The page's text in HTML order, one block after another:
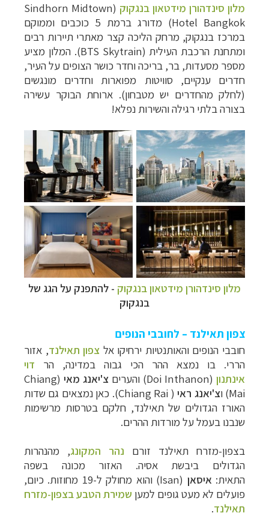
מלון סינדהורן מידטאון בנגקוק (Sindhorn Midtown
Hotel Bangkok) מדורג ברמת 5 כוכבים וממוקם
במרכז בנגקוק, מרחק הליכה קצר מאתרי תיירות רבים
ומתחנת הרכבת העילית (BTS Skytrain). המלון מציע
מספר מסעדות, בר, בריכה וחדר כושר הצופים על העיר,
חדרים ענקיים, סוויטות מפוארות וחדרים מונגשים
(לחלק מהחדרים יש מטבחון). ארוחת הבוקר עשירה
בצורה בלתי רגילה והשירות נפלא!
מלון סינדהורן מידטאון בנגקוק - להתפנק על הגג של
בנגקוק
צפון תאילנד – לחובבי הנופים
חובבי הנופים והאותנטיות ירחיקו אל צפון תאילנד, אזור
הררי. בו נמצא ההר הכי גבוה במדינה, הר דוי
אינתנון (Doi Inthanon) והערים צ'יאנג מאי (Chiang
Mai) ו
צ'יאנג ראי
( Chiang Rai). כאן נמצאים גם שדות
האורז הגדולים של תאילנד, חלקם בטרסות מרשימות
שנבנו בעמל על מורדות ההרים.
בצפון-מזרח תאילנד זורם
נהר המקונג, מהנהרות
הגדולים ביבשת אסיה. האזור מכונה בשפה
התאית: איסאן
(Isan) והוא מחולק ל-19 מחוזות. כיום,
פועלים לא מעט גופים למען שמירת הטבע בצפון-מזרח
תאילנד.
תכנוןטיולים לפולינזיה הצרפתיתלחצו לפרטים »
תכנון טיולים לאוסטרליה וניו זילנדלחצו לרשימת
ההצעות »